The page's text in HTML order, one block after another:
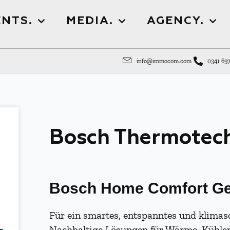
MEDIA. AGENCY.
info@immocom.com 0341
Bosch
Bosch Home Comfort
Für ein smartes, entspanntes und